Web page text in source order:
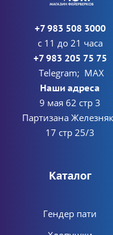
+7 983 508 3000
с 11 до 21 часа
+7 983 205 75 75
Telegram; MAX
Наши адреса
9 мая 62 стр 3
Партизана
17 стр 25/3
Каталог
Гендер пати